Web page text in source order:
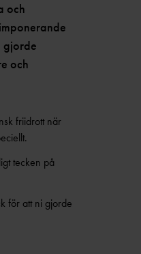
och
gjorde
och
friidrott när
tecken på
för att ni gjorde